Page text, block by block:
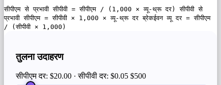
सीपीएम से प्रभावी सीपीवी = सीपीएम / (1,000 × व्यू-थ्रू दर) सीपीवी से
प्रभावी सीपीएम = सीपीवी × 1,000 × व्यू-थ्रू दर ब्रेकईवन व्यू दर = सीपीएम
/ (सीपीवी × 1,000)
तुलना उदाहरण
सीपीएम दर: $20.00 · सीपीवी दर: $0.05 $500